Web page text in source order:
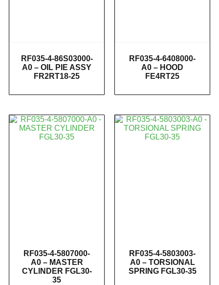
RF035-4-86S03000-
A0 – OIL PIE ASSY
FR2RT18-25
RF035-4-6408000-
A0 – HOOD
FE4RT25
RF035-4-5807000-
A0 – MASTER
CYLINDER FGL30-
35
RF035-4-5803003-
A0 – TORSIONAL
SPRING FGL30-35